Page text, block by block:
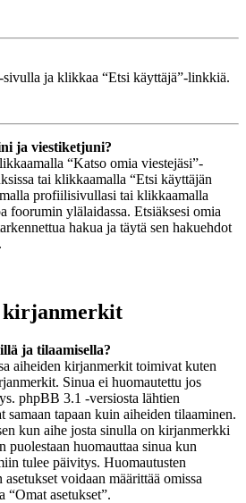
ja klikkaa “Etsi käyttäjä”-linkkiä.
ja viestiketjuni?
“Katso omia viestejäsi”-
tai klikkaamalla “Etsi käyttäjän
profiilisivullasi tai klikkaamalla
foorumin ylälaidassa. Etsiäksesi omia
hakua ja täytä sen hakuehdot
kirjanmerkit
ja tilaamisella?
aiheiden kirjanmerkit toimivat kuten
Sinua ei huomautettu jos
phpBB 3.1 -versiosta lähtien
tapaan kuin aiheiden tilaaminen.
kun aihe josta sinulla on kirjanmerkki
puolestaan huomauttaa sinua kun
tulee päivitys. Huomautusten
asetukset voidaan määrittää omissa
“Omat asetukset”.